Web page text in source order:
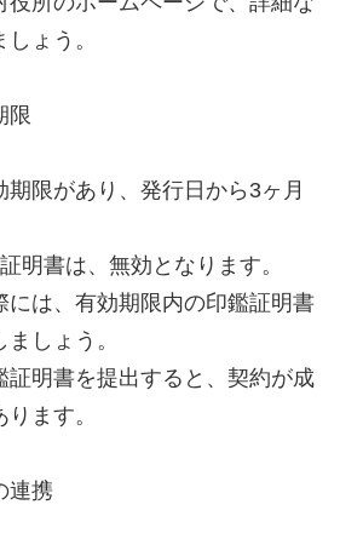
ょう。
限
限があり、発行日から3ヶ月
明書は、無効となります。
には、有効期限内の印鑑証明書
しょう。
証明書を提出すると、契約が成
ます。
連携